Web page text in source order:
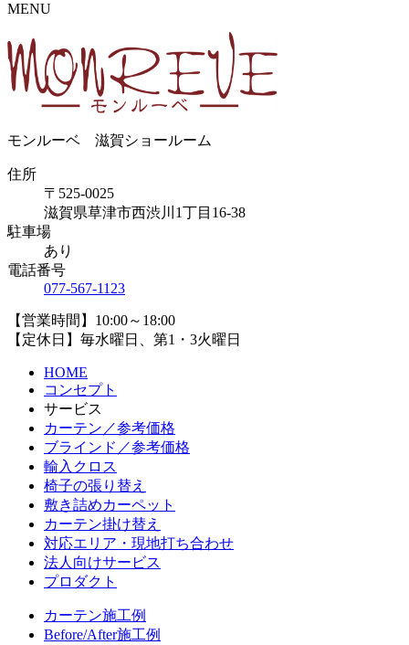
MENU
モンルーベ 滋賀ショールーム
住所
〒525-0025
滋賀県草津市西渋川1丁目16-38
駐車場
あり
電話番号
077-567-1123
【営業時間】10:00～18:00
【定休日】毎水曜日、第1・3火曜日
HOME
コンセプト
サービス
カーテン／参考価格
ブラインド／参考価格
輸入クロス
椅子の張り替え
敷き詰めカーペット
カーテン掛け替え
対応エリア・現地打ち合わせ
法人向けサービス
プロダクト
カーテン施工例
Before/After施工例